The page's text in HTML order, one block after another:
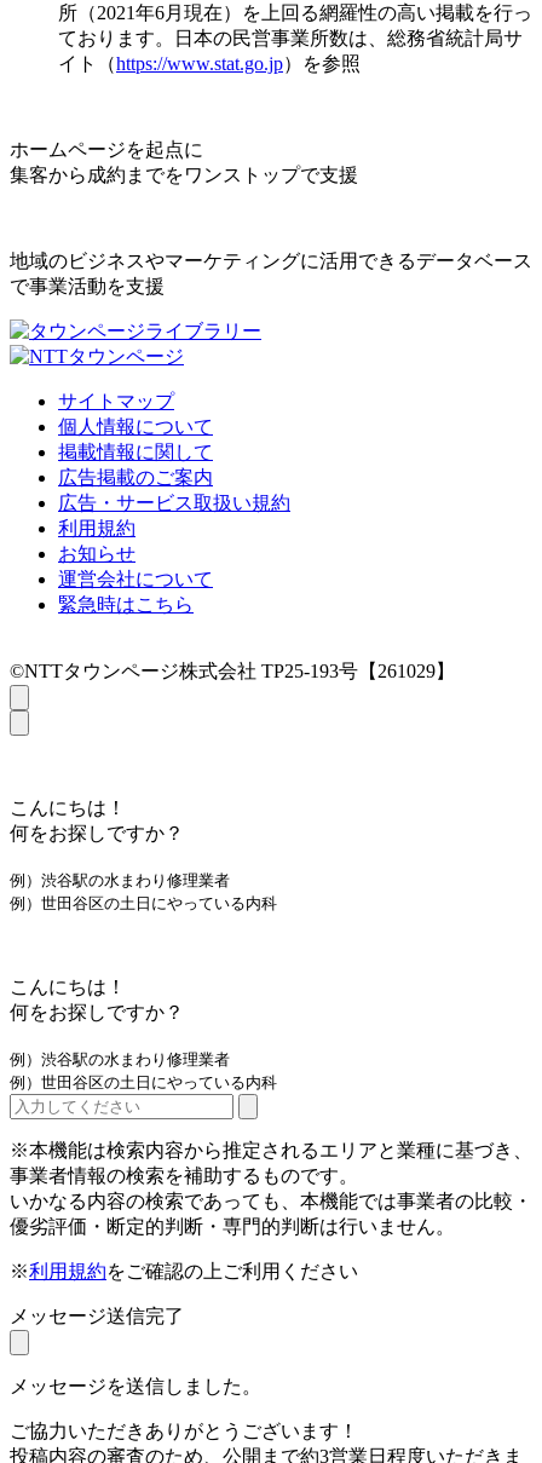
所（2021年6月現在）を上回る網羅性の高い掲載を行っ
ております。日本の民営事業所数は、総務省統計局サ
イト（https://www.stat.go.jp）を参照
ホームページを起点に
集客から成約までをワンストップで支援
地域のビジネスやマーケティングに活用できるデータベース
で事業活動を支援
サイトマップ
個人情報について
掲載情報に関して
広告掲載のご案内
広告・サービス取扱い規約
利用規約
お知らせ
運営会社について
緊急時はこちら
©NTTタウンページ株式会社 TP25-193号【261029】
こんにちは！
何をお探しですか？
例）渋谷駅の水まわり修理業者
例）世田谷区の土日にやっている内科
こんにちは！
何をお探しですか？
例）渋谷駅の水まわり修理業者
例）世田谷区の土日にやっている内科
※本機能は検索内容から推定されるエリアと業種に基づき、
事業者情報の検索を補助するものです。
いかなる内容の検索であっても、本機能では事業者の比較・
優劣評価・断定的判断・専門的判断は行いません。
※利用規約をご確認の上ご利用ください
メッセージ送信完了
メッセージを送信しました。
ご協力いただきありがとうございます！
投稿内容の審査のため、公開まで約3営業日程度いただきま